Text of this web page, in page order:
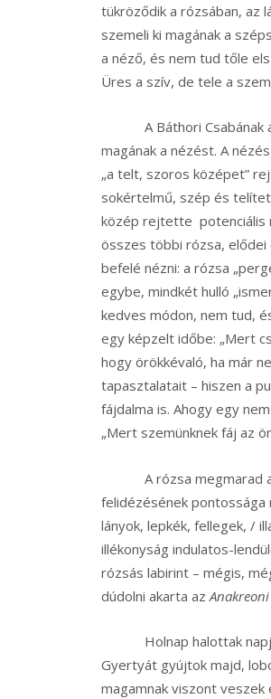
tükröződik a rózsában, az
szemeli ki magának a
a néző, és nem tud tőle
Üres a szív, de tele a
A Báthori Csabának
magának a nézést. A
„a telt, szoros középet”
sokértelmű, szép és
közép rejtette potenciális
összes többi rózsa, elődei
befelé nézni: a rózsa
egybe, mindkét hulló
kedves módon, nem tud,
egy képzelt időbe: „Mert
hogy örökkévaló, ha már
tapasztalatait – hiszen a
fájdalma is. Ahogy egy
„Mert szemünknek fáj az
A rózsa megmarad a
felidézésének pontossága
lányok, lepkék, fellegek, /
illékonyság indulatos-
rózsás labirint – mégis,
dúdolni akarta az
Holnap halottak napja.
Gyertyát gyújtok majd,
magamnak viszont